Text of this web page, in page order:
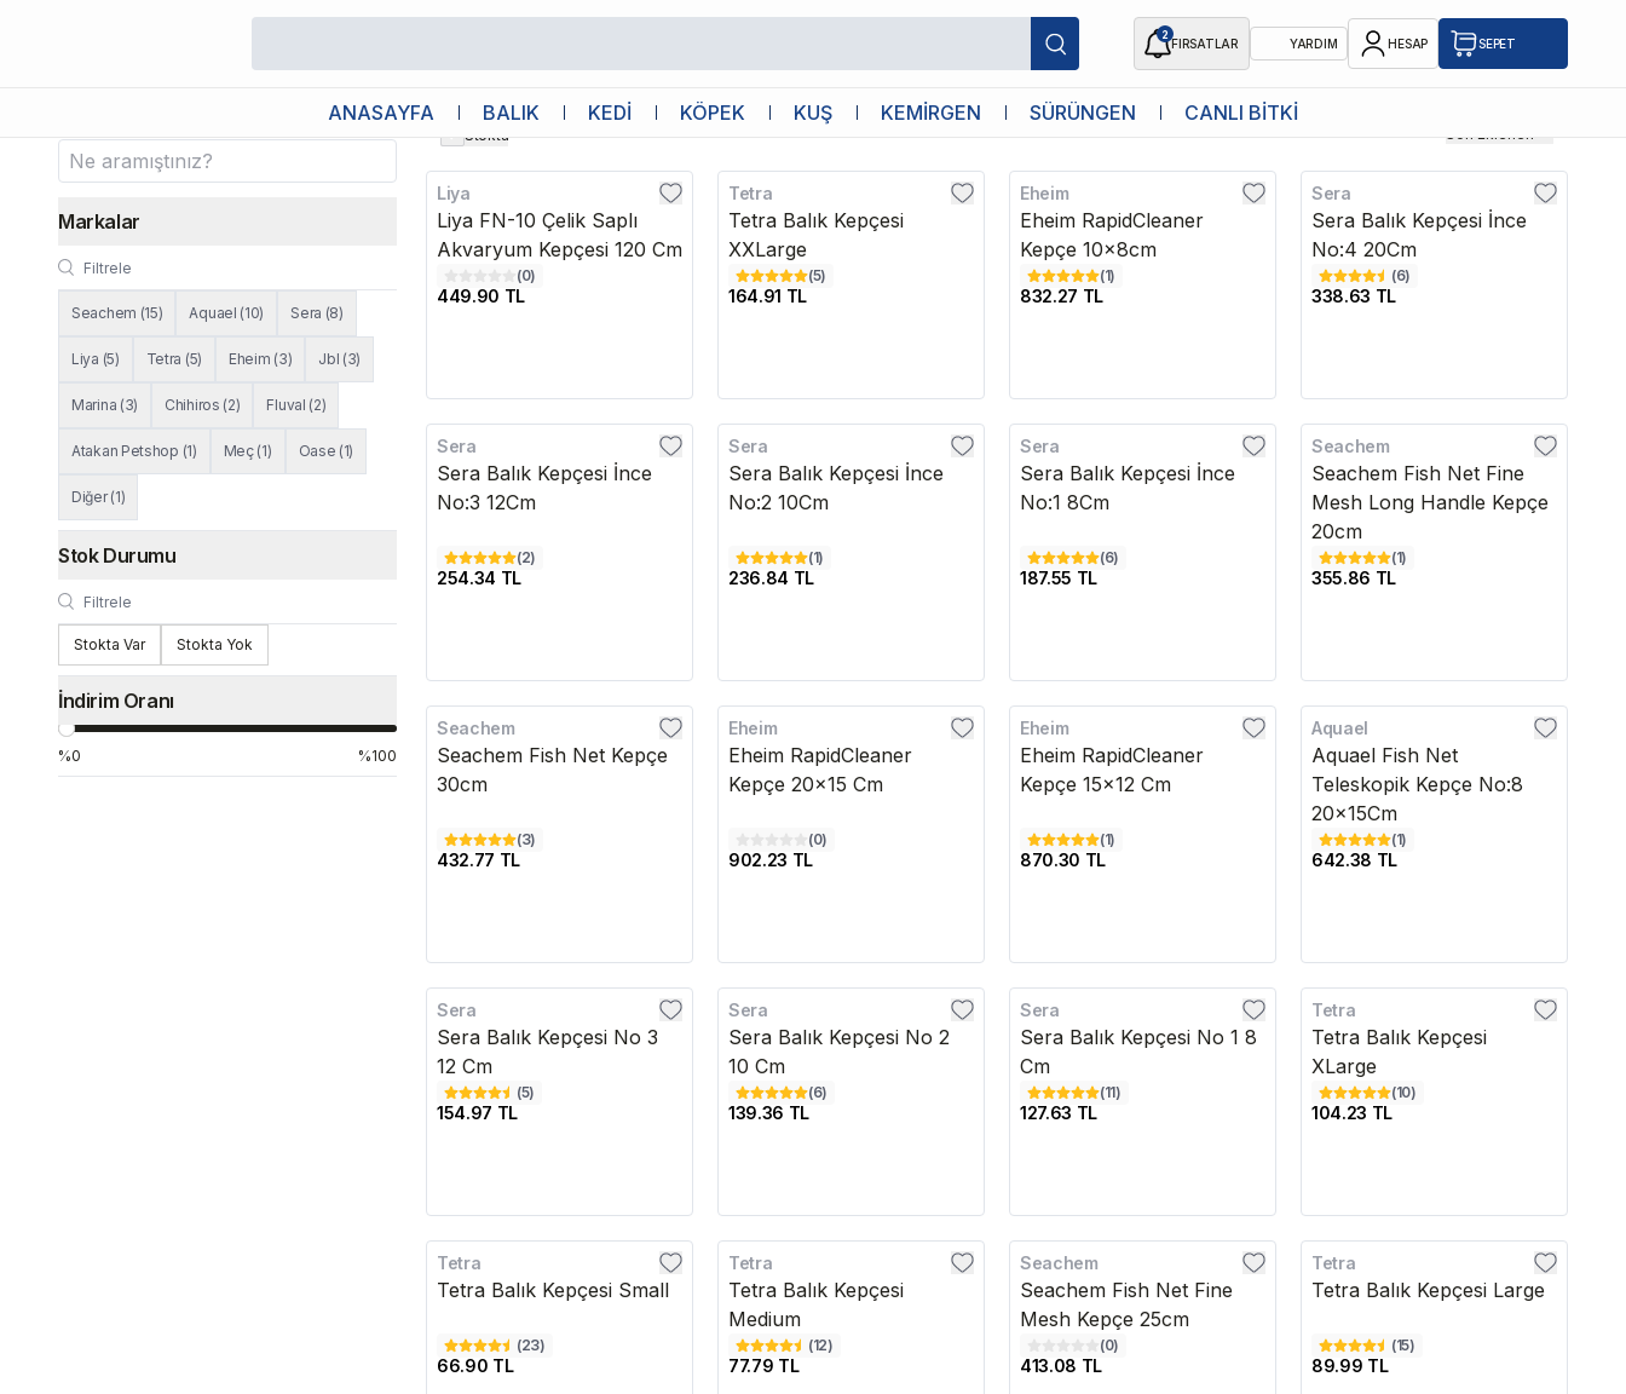
2
FIRSATLAR YARDIM HESAP SEPET
ANASAYFA BALIK KEDİ KÖPEK KUŞ KEMİRGEN SÜRÜNGEN CANLI BİTKİ
Akvaryum Kepçeleri
Markalar
Seachem (15) Aquael (10) Sera (8)
Liya (5) Tetra (5) Eheim (3) Jbl (3)
Marina (3) Chihiros (2) Fluval (2)
Atakan Petshop (1) Meç (1) Oase (1)
Diğer (1)
Stok Durumu
Stokta Var Stokta Yok
İndirim Oranı
%0 %100
Stokta Son Eklenen
Liya
Liya FN-10 Çelik Saplı
Akvaryum Kepçesi 120 Cm
(0)
449.90 TL
Tetra
Tetra Balık Kepçesi
XXLarge
(5)
164.91 TL
Kargo Bedava
Eheim
Eheim RapidCleaner
Kepçe 10x8cm
(1)
832.27 TL
Sera
Sera Balık Kepçesi İnce
No:4 20Cm
(6)
338.63 TL
Sera
Sera Balık Kepçesi İnce
No:3 12Cm
(2)
254.34 TL
Sera
Sera Balık Kepçesi İnce
No:2 10Cm
(1)
236.84 TL
Sera
Sera Balık Kepçesi İnce
No:1 8Cm
(6)
187.55 TL
Seachem
Seachem Fish Net Fine
Mesh Long Handle Kepçe
20cm
(1)
355.86 TL
Seachem
Seachem Fish Net Kepçe
30cm
(3)
432.77 TL
Kargo Bedava
Eheim
Eheim RapidCleaner
Kepçe 20x15 Cm
(0)
902.23 TL
Kargo Bedava
Eheim
Eheim RapidCleaner
Kepçe 15x12 Cm
(1)
870.30 TL
Aquael
Aquael Fish Net
Teleskopik Kepçe No:8
20x15Cm
(1)
642.38 TL
Sera
Sera Balık Kepçesi No 3
12 Cm
(5)
154.97 TL
Sera
Sera Balık Kepçesi No 2
10 Cm
(6)
139.36 TL
Sera
Sera Balık Kepçesi No 1 8
Cm
(11)
127.63 TL
Tetra
Tetra Balık Kepçesi
XLarge
(10)
104.23 TL
Tetra
Tetra Balık Kepçesi Small
(23)
66.90 TL
Tetra
Tetra Balık Kepçesi
Medium
(12)
77.79 TL
Seachem
Seachem Fish Net Fine
Mesh Kepçe 25cm
(0)
413.08 TL
Tetra
Tetra Balık Kepçesi Large
(15)
89.99 TL